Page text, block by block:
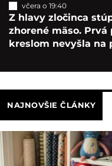
včera o 19:40
Z hlavy zločinca
zhorené mäso.
kreslom nevyšla na
NAJNOVŠIE ČLÁNKY